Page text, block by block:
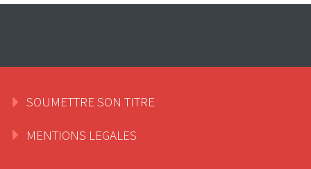
SOUMETTRE SON TITRE
MENTIONS LEGALES